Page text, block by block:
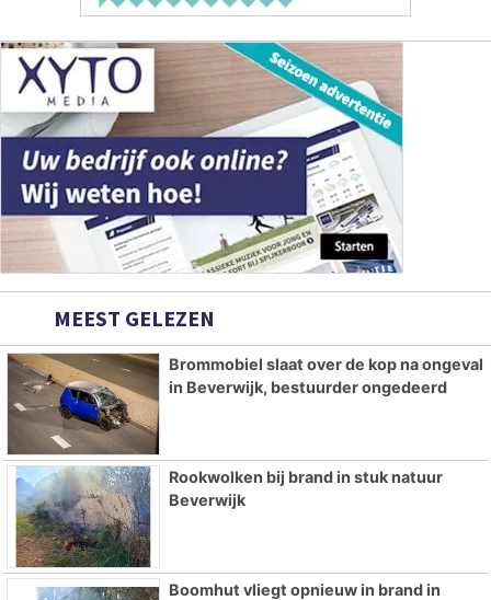
MEEST GELEZEN
Brommobiel slaat over de kop na ongeval
in Beverwijk, bestuurder ongedeerd
Rookwolken bij brand in stuk natuur
Beverwijk
Boomhut vliegt opnieuw in brand in